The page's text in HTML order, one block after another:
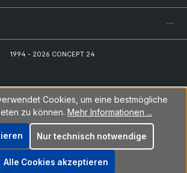
1994 - 2026 CONCEPT 24
Cookies, um eine bestmögliche
zu können. Mehr Informationen ...
Nur technisch notwendige
Alle Cookies akzeptieren